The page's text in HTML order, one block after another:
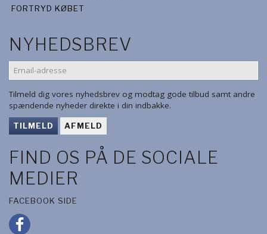
FORTRYD KØBET
NYHEDSBREV
EMAIL-
ADRESSE
Tilmeld dig vores nyhedsbrev og modtag gode tilbud samt andre
spændende nyheder direkte i din indbakke.
TILMELD AFMELD
FIND OS PÅ DE SOCIALE
MEDIER
FACEBOOK SIDE